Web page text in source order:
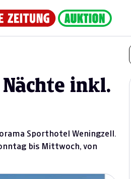
inkl.
Sporthotel Weningzell.
bis Mittwoch, von